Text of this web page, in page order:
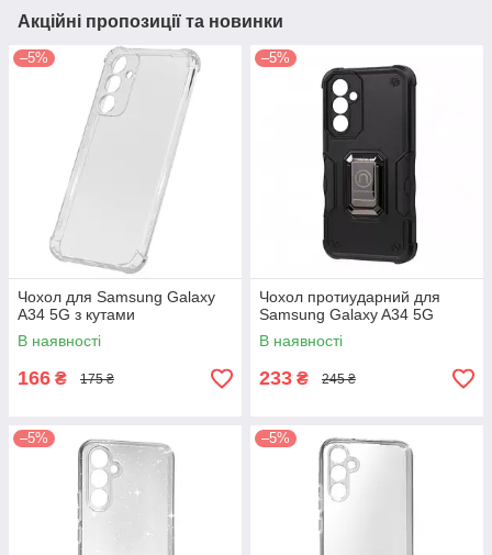
Акційні пропозиції та новинки
–5%
Чохол для Samsung Galaxy
A34 5G з кутами
В наявності
166 ₴ 175 ₴
–5%
Чохол протиударний для
Samsung Galaxy A34 5G
В наявності
233 ₴ 245 ₴
–5% –5%